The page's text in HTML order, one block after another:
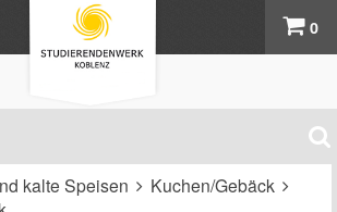
0
kalte Speisen
Kuchen/Gebäck